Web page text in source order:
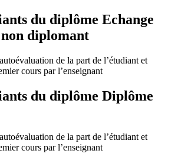
du diplôme Echange
diplomant
de la part de l’étudiant et
cours par l’enseignant
du diplôme Diplôme
de la part de l’étudiant et
cours par l’enseignant